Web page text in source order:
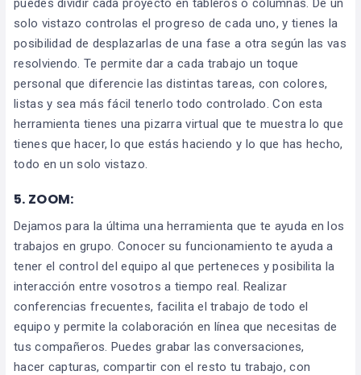
solo vistazo controlas el progreso de cada uno, y tienes la
posibilidad de desplazarlas de una fase a otra según las vas
resolviendo. Te permite dar a cada trabajo un toque
personal que diferencie las distintas tareas, con colores,
listas y sea más fácil tenerlo todo controlado. Con esta
herramienta tienes una pizarra virtual que te muestra lo que
tienes que hacer, lo que estás haciendo y lo que has hecho,
todo en un solo vistazo.
5. ZOOM:
Dejamos para la última una herramienta que te ayuda en los
trabajos en grupo. Conocer su funcionamiento te ayuda a
tener el control del equipo al que perteneces y posibilita la
interacción entre vosotros a tiempo real. Realizar
conferencias frecuentes, facilita el trabajo de todo el
equipo y permite la colaboración en línea que necesitas de
tus compañeros. Puedes grabar las conversaciones,
hacer capturas, compartir con el resto tu trabajo, con